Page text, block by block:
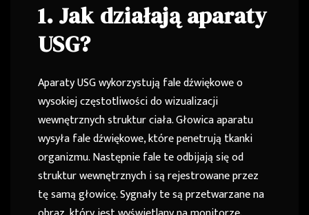
1. Jak działają aparaty
USG?
Aparaty USG wykorzystują fale dźwiękowe o
wysokiej częstotliwości do wizualizacji
wewnętrznych struktur ciała. Głowica aparatu
wysyła fale dźwiękowe, które penetrują tkanki
organizmu. Następnie fale te odbijają się od
struktur wewnętrznych i są rejestrowane przez
tę samą głowicę. Sygnały te są przetwarzane na